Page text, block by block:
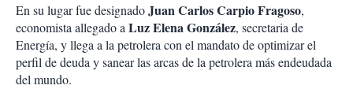
En su lugar fue designadoJuan Carlos Carpio Fragoso,
economista allegado aLuz Elena González, secretaria de
Energía, y llega a la petrolera con el mandato de optimizar el
perfil de deuda y sanear las arcas de la petrolera más endeudada
del mundo.